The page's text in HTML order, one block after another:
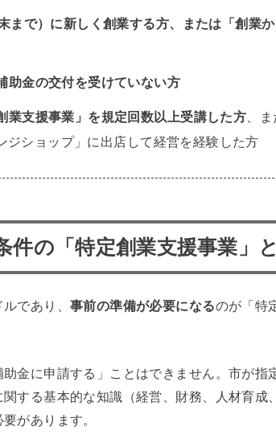
まで）に新しく創業する方、または「創業か
助金の交付を受けていない方
業支援事業」を規定回数以上受講した方 、
ジショップ」に出店して経営を経験した方
件の「特定創業支援事業」
ルであり、事前の準備が必要になるのが「特
助金に申請する」ことはできません。市が指
する基本的な知識（経営、財務、人材育成
があります。